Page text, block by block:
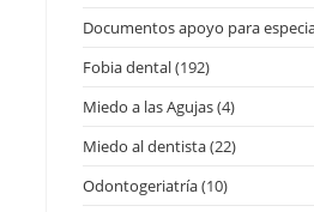
Documentos apoyo para
Fobia dental(192)
Miedo a las Agujas(4)
Miedo al dentista(22)
Odontogeriatría(10)